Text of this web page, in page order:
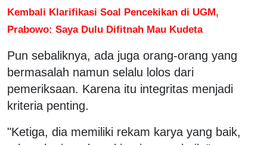
Kembali Klarifikasi Soal Pencekikan di UGM,
Prabowo: Saya Dulu Difitnah Mau Kudeta
Pun sebaliknya, ada juga orang-orang yang
bermasalah namun selalu lolos dari
pemeriksaan. Karena itu integritas menjadi
kriteria penting.
"Ketiga, dia memiliki rekam karya yang baik,